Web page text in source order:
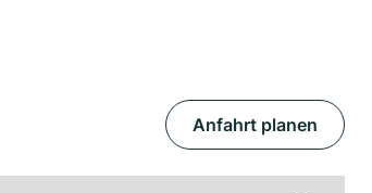
Anfahrt planen